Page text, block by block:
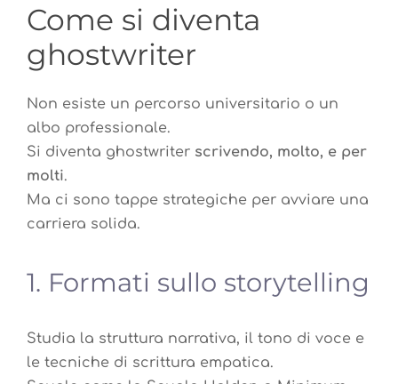
Come si diventa
ghostwriter
Non esiste un percorso universitario o un
albo professionale.
Si diventa ghostwriter scrivendo, molto, e per
molti.
Ma ci sono tappe strategiche per avviare una
carriera solida.
1. Formati sullo storytelling
Studia la struttura narrativa, il tono di voce e
le tecniche di scrittura empatica.